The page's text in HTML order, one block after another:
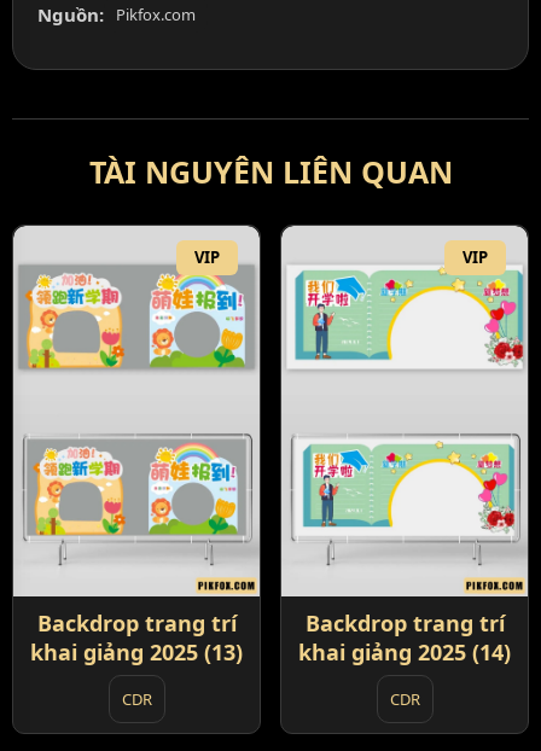
Nguồn: Pikfox.com
TÀI NGUYÊN LIÊN QUAN
VIP
Backdrop trang trí
khai giảng 2025 (13)
CDR
VIP
Backdrop trang trí
khai giảng 2025 (14)
CDR